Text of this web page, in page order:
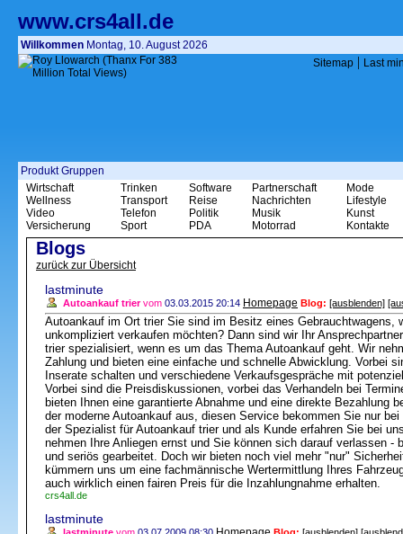
www.crs4all.de
Willkommen Montag, 10. August 2026
Sitemap | Last
Produkt Gruppen
Wirtschaft
Wellness
Video
Versicherung
Trinken
Transport
Telefon
Sport
Software
Reise
Politik
PDA
Partnerschaft
Nachrichten
Musik
Motorrad
Mode
Lifestyle
Kunst
Kontakte
Blogs
zurück zur Übersicht
lastminute
Autoankauf triervom 03.03.2015 20:14 Homepage Blog: [ausblenden]
Autoankauf im Ort trier Sie sind im Besitz eines Gebrauchtwagens,
unkompliziert verkaufen möchten? Dann sind wir Ihr
trier spezialisiert, wenn es um das Thema Autoankauf geht. Wir
Zahlung und bieten eine einfache und schnelle Abwicklung. Vorbei
Inserate schalten und verschiedene Verkaufsgespräche mit
Vorbei sind die Preisdiskussionen, vorbei das Verhandeln bei
bieten Ihnen eine garantierte Abnahme und eine direkte Bezahlung
der moderne Autoankauf aus, diesen Service bekommen Sie nur
der Spezialist für Autoankauf trier und als Kunde erfahren Sie bei
nehmen Ihre Anliegen ernst und Sie können sich darauf verlassen
und seriös gearbeitet. Doch wir bieten noch viel mehr "nur"
kümmern uns um eine fachmännische Wertermittlung Ihres
auch wirklich einen fairen Preis für die Inzahlungnahme erhalten.
crs4all.de
lastminute